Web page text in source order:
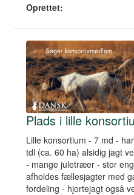
Oprettet:
Plads i lille
Lille konsortium - 7 md -
tdl (ca. 60 ha) alsidig jagt
- mange juletræer - stor
afholdes fællesjagter med
fordeling - hjortejagt også